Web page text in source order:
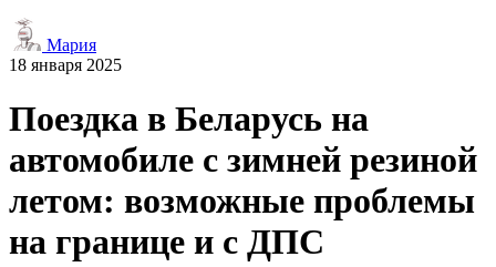
Мария
18 января 2025
Поездка в Беларусь на
автомобиле с зимней резиной
летом: возможные проблемы
на границе и с ДПС